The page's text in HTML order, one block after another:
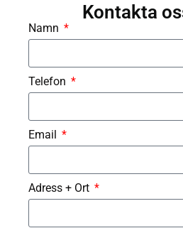
Kontakta
Namn
Telefon
Email
Adress + Ort